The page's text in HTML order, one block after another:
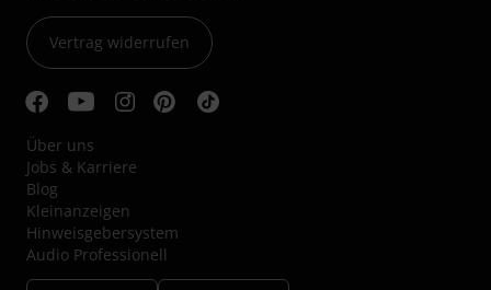
Vertrag widerrufen
Über uns
Jobs & Karriere
Blog
Kleinanzeigen
Hinweisgebersystem
Audio Professionell